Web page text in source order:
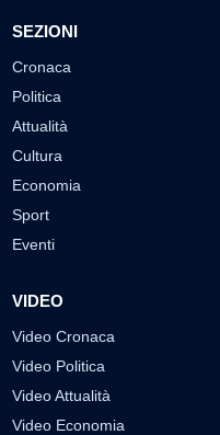
SEZIONI
Cronaca
Politica
Attualità
Cultura
Economia
Sport
Eventi
VIDEO
Video Cronaca
Video Politica
Video Attualità
Video Economia